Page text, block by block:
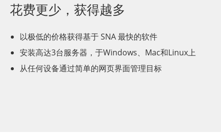
花费更少，获得越多
以极低的价格获得基于 SNA 最快的软件
安装高达3台服务器，于Windows、Mac和Linux上
从任何设备通过简单的网页界面管理目标